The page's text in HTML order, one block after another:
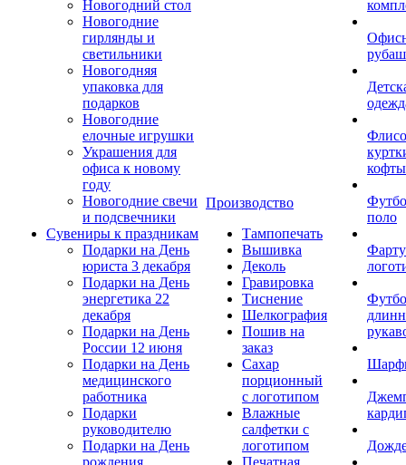
Новогодний стол
Новогодние
гирлянды и
светильники
Новогодняя
упаковка для
подарков
Новогодние
елочные игрушки
Украшения для
офиса к новому
году
Новогодние свечи
и подсвечники
Сувениры к праздникам
Подарки на День
юриста 3 декабря
Подарки на День
энергетика 22
декабря
Подарки на День
России 12 июня
Подарки на День
медицинского
работника
Подарки
руководителю
Подарки на День
рождения
Производство
Тампопечать
Вышивка
Деколь
Гравировка
Тиснение
Шелкография
Пошив на
заказ
Сахар
порционный
с логотипом
Влажные
салфетки с
логотипом
Печатная
кофты
поло